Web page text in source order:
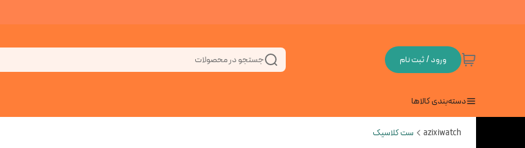
ورود / ثبت نام جستجو در محصولات
دسته‌بندی کالاها
azixiwatch ست کلاسیک